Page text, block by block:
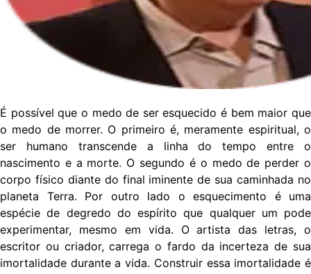
É possível que o medo de ser esquecido é bem maior que
o medo de morrer. O primeiro é, meramente espiritual, o
ser humano transcende a linha do tempo entre o
nascimento e a morte. O segundo é o medo de perder o
corpo físico diante do final iminente de sua caminhada no
planeta Terra. Por outro lado o esquecimento é uma
espécie de degredo do espírito que qualquer um pode
experimentar, mesmo em vida. O artista das letras, o
escritor ou criador, carrega o fardo da incerteza de sua
imortalidade durante a vida. Construir essa imortalidade é